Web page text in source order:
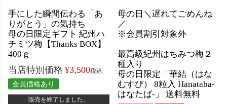
手にした瞬間伝わる「あ
りがとう」の気持ち
母の日限定ギフト 紀州ハ
チミツ梅【Thanks BOX】
400ｇ
当店特別価格 ¥3,500税込
会員価格あり
販売を終了しました。
母の日＼遅れてごめんね
／
※会員割引対象外
最高級紀州はちみつ梅２
種入り
母の日限定「華結（はな
むすび） 8粒入 Hanataba-
はなたば-」 送料無料